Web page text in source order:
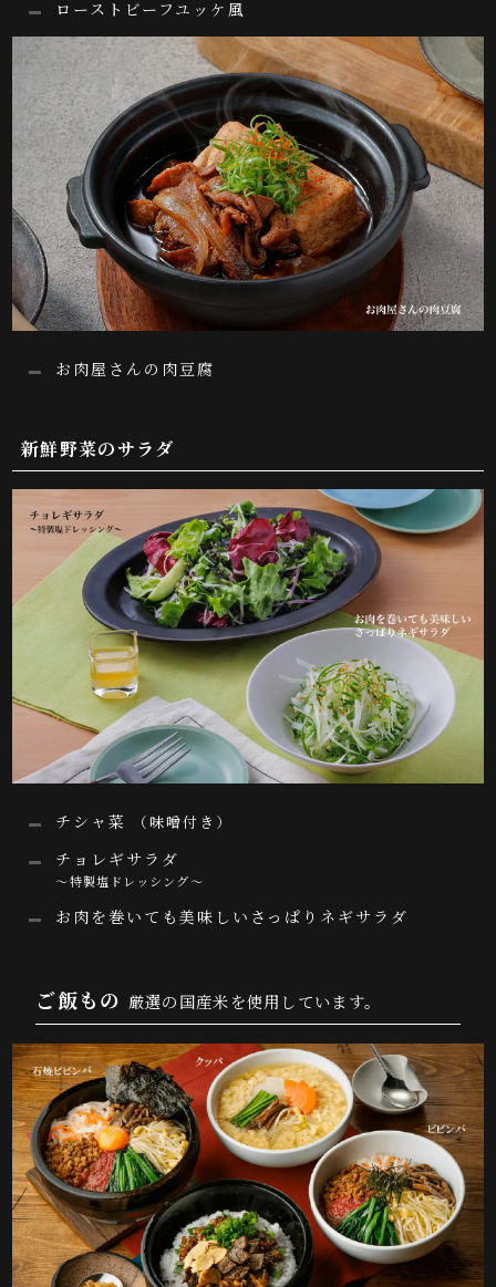
ローストビーフユッケ風
お肉屋さんの肉豆腐
新鮮野菜のサラダ
チシャ菜 （味噌付き）
チョレギサラダ
～特製塩ドレッシング～
お肉を巻いても美味しいさっぱりネギサラダ
ご飯もの 厳選の国産米を使用しています。